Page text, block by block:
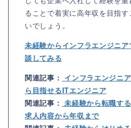
ることで着実に高年収を目指
いでしょう。
未経験からインフラエンジニ
談してみる
関連記事： インフラエンジニ
ら目指せるITエンジニア
関連記事： 未経験から転職す
求人内容から年収まで